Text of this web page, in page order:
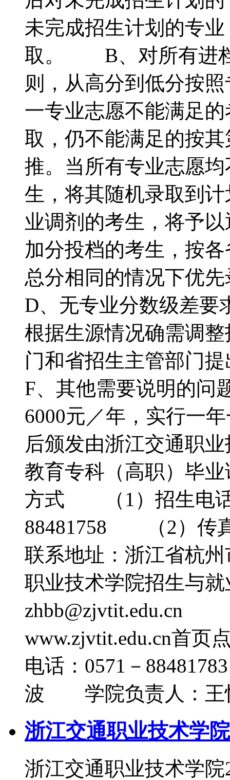
未完成招生计划的专
取。 B、对所有进档
则，从高分到低分按
一专业志愿不能满足
取，仍不能满足的按
推。当所有专业志愿
生，将其随机录取到
业调剂的考生，将予
加分投档的考生，按
总分相同的情况下
D、无专业分数级差
根据生源情况确需调
门和省招生主管部
F、其他需要说明的
6000元／年，实行
后颁发由浙江交通职
教育专科（高职）毕
方式 （1）招生电话
88481758 （2）传
联系地址：浙江省杭
职业技术学院招生与
zhbb@zjvtit.edu.cn
www.zjvtit.edu.cn首
电话：0571－
波 学院负责人：王
浙江交通职业技术学
浙江交通职业技术学